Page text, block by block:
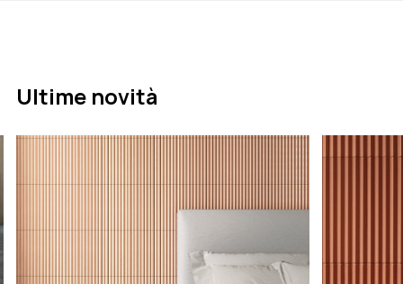
Ultime novità